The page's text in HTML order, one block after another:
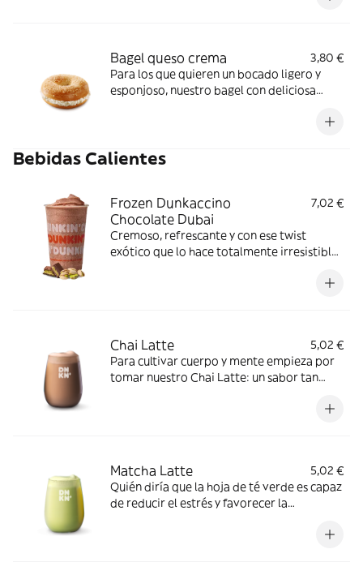
Bagel queso crema
3,80 €
Para los que quieren un bocado ligero y
esponjoso, nuestro bagel con deliciosa
Bebidas Calientes
Frozen Dunkaccino
Chocolate Dubai
7,02 €
Cremoso, refrescante y con ese twist
exótico que lo hace totalmente irresistible.
Chai Latte
5,02 €
Para cultivar cuerpo y mente empieza por
tomar nuestro Chai Latte: un sabor tan
Matcha Latte
5,02 €
Quién diría que la hoja de té verde es capaz
de reducir el estrés y favorecer la